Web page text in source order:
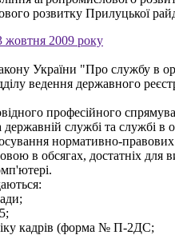
розвитку Прилуцької
2009 року
України "Про службу в
ведення державного
професійного
службі та службі
нормативно-
в обсягах, достатніх для
кадрів (форма № П-2ДС;